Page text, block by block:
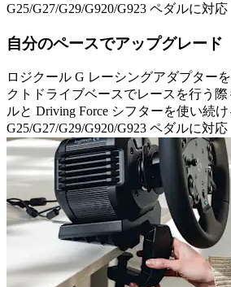
G25/G27/G29/G920/G923 ペダルに対応
自分のペースでアップグレード
ロジクール G レーシングアダプター
クトドライブベースでレースを行う
ルと Driving Force シフターを使い続
G25/G27/G29/G920/G923 ペダルに対応